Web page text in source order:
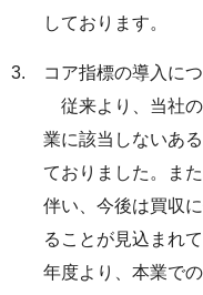
しております。
コア指標の導入に
従来より、当社
業に該当しないあ
ておりました。ま
伴い、今後は買収
ることが見込まれ
年度より、本業で